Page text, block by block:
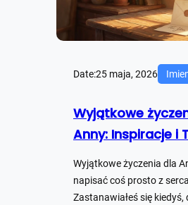
Date:25 maja, 2026
Wyjątkowe
Anny: Inspiracje i
Wyjątkowe życzenia dla
napisać coś prosto z
Zastanawiałeś się